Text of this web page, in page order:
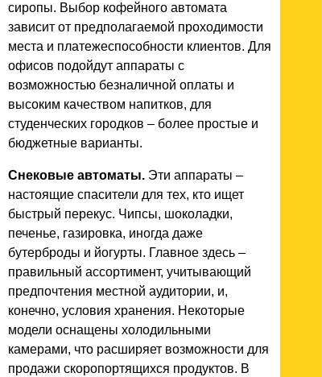
сиропы. Выбор кофейного автомата
зависит от предполагаемой проходимости
места и платежеспособности клиентов. Для
офисов подойдут аппараты с
возможностью безналичной оплаты и
высоким качеством напитков, для
студенческих городков – более простые и
бюджетные варианты.
Снековые автоматы. Эти аппараты –
настоящие спасители для тех, кто ищет
быстрый перекус. Чипсы, шоколадки,
печенье, газировка, иногда даже
бутерброды и йогурты. Главное здесь –
правильный ассортимент, учитывающий
предпочтения местной аудитории, и,
конечно, условия хранения. Некоторые
модели оснащены холодильными
камерами, что расширяет возможности для
продажи скоропортящихся продуктов. В